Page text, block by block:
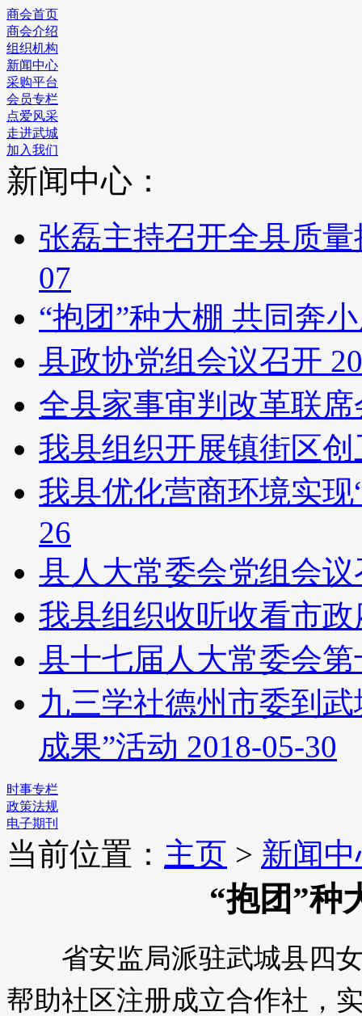
商会首页
商会介绍
组织机构
新闻中心
采购平台
会员专栏
点爱风采
走进武城
加入我们
新闻中心：
张磊主持召开全县质
07
“抱团”种大棚 共同奔
县政协党组会议召开
全县家事审判改革联
我县组织开展镇街区
我县优化营商环境实
26
县人大常委会党组会
我县组织收听收看市
县十七届人大常委会
九三学社德州市委到
成果”活动 2018-05-30
时事专栏
政策法规
电子期刊
当前位置： 主页 > 新闻
“抱团”种
省安监局派驻武城县四女
帮助社区注册成立合作社，